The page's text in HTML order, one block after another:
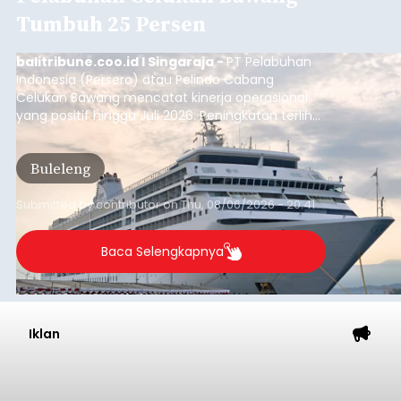
Tumbuh 25 Persen
balitribune.coo.id I Singaraja -PT Pelabuhan
Indonesia (Persero) atau Pelindo Cabang
Celukan Bawang mencatat kinerja operasional
yang positif hingga Juli 2026. Peningkatan terlihat
dari arus kapal yang mencapai 1,48 juta Gross
Tonnage (GT), atau tumbuh 12,4 persen
dibandingkan periode yang sama tahun lalu
yang tercatat sebesar 1,32 juta GT.
Buleleng
Submitted bycontributoronThu, 08/06/2026 - 20:41
Baca Selengkapnya
Iklan